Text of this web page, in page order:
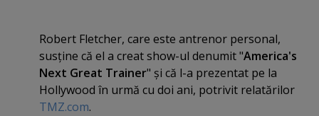
Robert Fletcher, care este antrenor personal,
susţine că el a creat show-ul denumit "America's
Next Great Trainer" şi că l-a prezentat pe la
Hollywood în urmă cu doi ani, potrivit relatărilor
TMZ.com.